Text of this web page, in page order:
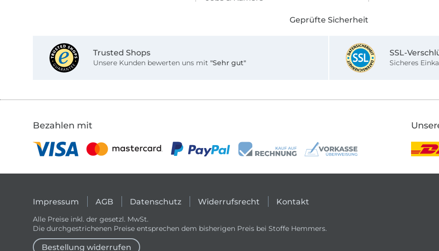
Geprüfte Sicherheit
Trusted Shops
Unsere Kunden bewerten uns mit "Sehr gut"
SSL-
Sicheres
Bezahlen mit
Impressum AGB Datenschutz Widerrufsrecht Kontakt
Alle Preise inkl. der gesetzl. MwSt.
Die durchgestrichenen Preise entsprechen dem bisherigen Preis bei Stoffe Hemmers.
Bestellung widerrufen